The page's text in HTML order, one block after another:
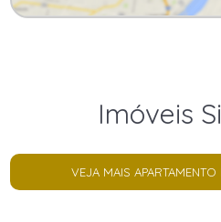
Imóveis
VEJA MAIS